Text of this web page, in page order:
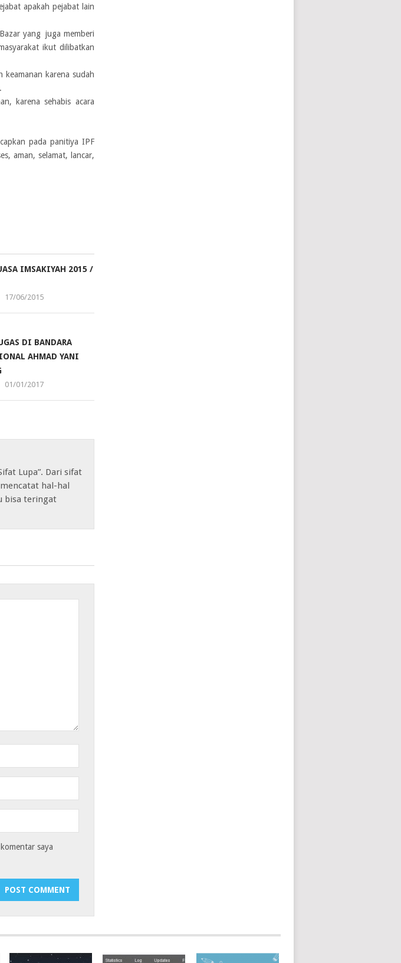
apakah pejabat lain
yang juga memberi
ikut dilibatkan
keamanan karena sudah
karena sehabis acara
pada panitiya IPF
aman, selamat, lancar,
IMSAKIYAH 2015 /
17/06/2015
DI BANDARA
AHMAD YANI
01/01/2017
Lupa”. Dari sifat
hal-hal
bisa teringat
saya